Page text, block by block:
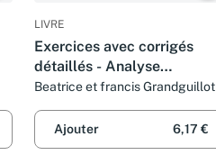
LIVRE
Exercices avec corrigés
détaillés - Analyse
financière 2016-2017
Beatrice et francis Grandguillot
Ajouter 6,17 €